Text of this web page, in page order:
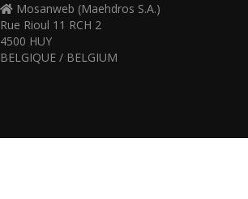
Mosanweb (Maehdros S.A.)
Rue Rioul 11 RCH 2
4500 HUY
BELGIQUE / BELGIUM